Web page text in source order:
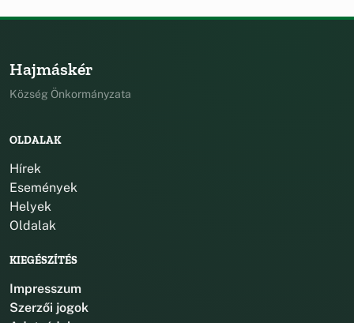
Hajmáskér
Község Önkormányzata
OLDALAK
Hírek
Események
Helyek
Oldalak
KIEGÉSZÍTÉS
Impresszum
Szerzői jogok